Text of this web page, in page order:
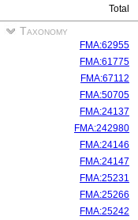
Total
Taxonomy
FMA:62955
FMA:61775
FMA:67112
FMA:50705
FMA:24137
FMA:242980
FMA:24146
FMA:24147
FMA:25231
FMA:25266
FMA:25242